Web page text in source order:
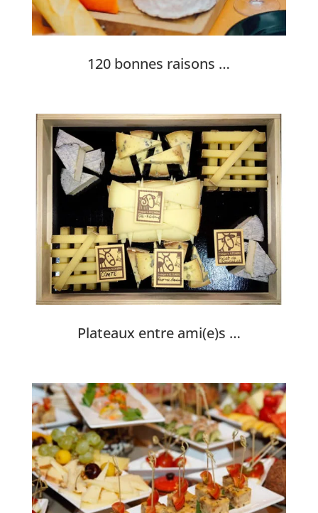
120 bonnes raisons …
Plateaux entre ami(e)s …